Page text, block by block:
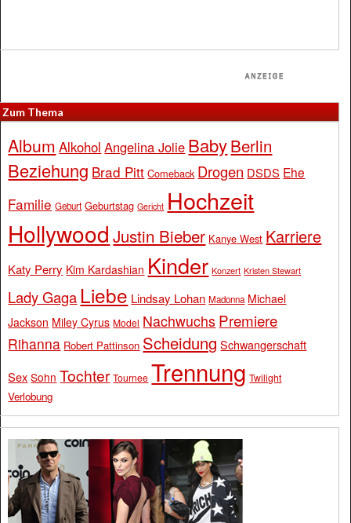
Zum Thema
Album Alkohol Angelina Jolie BabyBerlin
Beziehung Brad Pitt Comeback Drogen DSDS Ehe
Familie Geburt Geburtstag Gericht Hochzeit
Hollywood Justin Bieber Kanye West Karriere
Katy Perry Kim Kardashian Kinder Konzert Kristen Stewart
Lady Gaga Liebe Lindsay Lohan Madonna Michael
Jackson Miley Cyrus Model Nachwuchs Premiere
Rihanna Robert Pattinson Scheidung Schwangerschaft
Sex Sohn Tochter Tournee Trennung Twilight
Verlobung